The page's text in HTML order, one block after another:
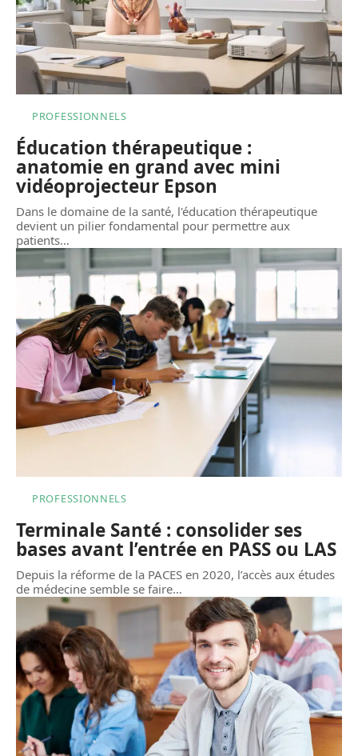
PROFESSIONNELS
Éducation thérapeutique :
anatomie en grand avec mini
vidéoprojecteur Epson
Dans le domaine de la santé, l'éducation thérapeutique
devient un pilier fondamental pour permettre aux
patients…
PROFESSIONNELS
Terminale Santé : consolider ses
bases avant l’entrée en PASS ou LAS
Depuis la réforme de la PACES en 2020, l’accès aux études
de médecine semble se faire…